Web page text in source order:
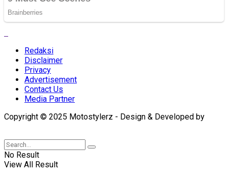
Redaksi
Disclaimer
Privacy
Advertisement
Contact Us
Media Partner
Copyright © 2025 Motostylerz - Design & Developed by
No Result
View All Result